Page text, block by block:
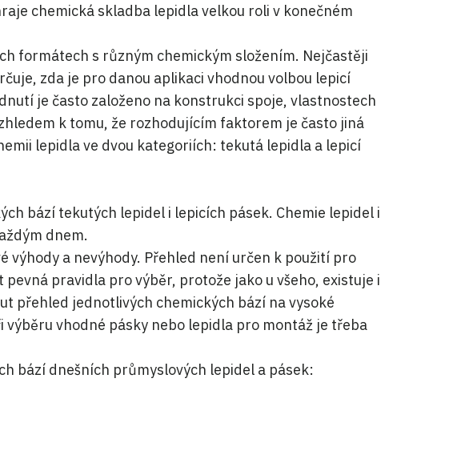
chemická skladba lepidla velkou roli v konečném
formátech s různým chemickým složením. Nejčastěji
zda je pro danou aplikaci vhodnou volbou lepicí
je často založeno na konstrukci spoje, vlastnostech
k tomu, že rozhodujícím faktorem je často jiná
lepidla ve dvou kategoriích: tekutá lepidla a lepicí
bází tekutých lepidel i lepicích pásek. Chemie lepidel i
dnem.
výhody a nevýhody. Přehled není určen k použití pro
pravidla pro výběr, protože jako u všeho, existuje i
přehled jednotlivých chemických bází na vysoké
výběru vhodné pásky nebo lepidla pro montáž je třeba
bází dnešních průmyslových lepidel a pásek: